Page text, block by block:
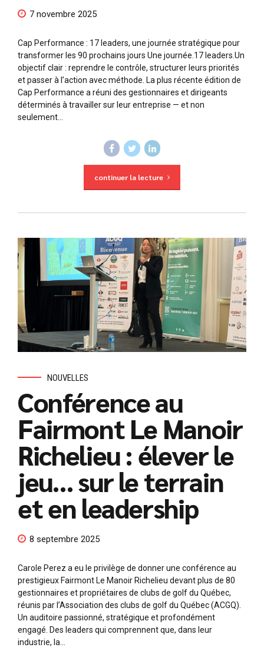
7 novembre 2025
Cap Performance : 17 leaders, une journée stratégique pour
transformer les 90 prochains jours Une journée.17 leaders.Un
objectif clair : reprendre le contrôle, structurer leurs priorités
et passer à l’action avec méthode. La plus récente édition de
Cap Performance a réuni des gestionnaires et dirigeants
déterminés à travailler sur leur entreprise — et non
seulement...
continuer la lecture
NOUVELLES
Conférence au
Fairmont Le Manoir
Richelieu : élever le
jeu… sur le terrain
et en leadership
8 septembre 2025
Carole Perez a eu le privilège de donner une conférence au
prestigieux Fairmont Le Manoir Richelieu devant plus de 80
gestionnaires et propriétaires de clubs de golf du Québec,
réunis par l’Association des clubs de golf du Québec (ACGQ).
Un auditoire passionné, stratégique et profondément
engagé. Des leaders qui comprennent que, dans leur
industrie, la...